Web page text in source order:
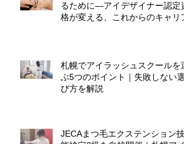
るために―アイデザイナー認定資
格が変える、これからのキャリア
札幌でアイラッシュスクールを選
ぶ5つのポイント｜失敗しない選
び方を解説
JECAまつ毛エクステンション技